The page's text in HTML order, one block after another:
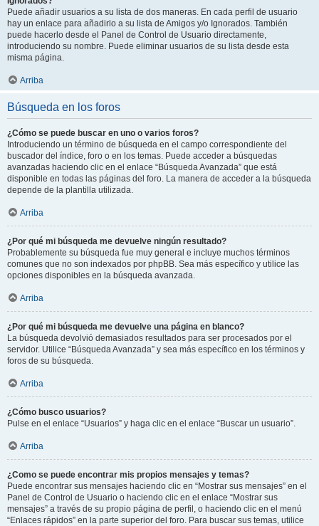
Puede añadir usuarios a su lista de dos maneras. En cada perfil de usuario
hay un enlace para añadirlo a su lista de Amigos y/o Ignorados. También
puede hacerlo desde el Panel de Control de Usuario directamente,
introduciendo su nombre. Puede eliminar usuarios de su lista desde esta
misma página.
Arriba
Búsqueda en los foros
¿Cómo se puede buscar en uno o varios foros?
Introduciendo un término de búsqueda en el campo correspondiente del
buscador del índice, foro o en los temas. Puede acceder a búsquedas
avanzadas haciendo clic en el enlace “Búsqueda Avanzada” que está
disponible en todas las páginas del foro. La manera de acceder a la búsqueda
depende de la plantilla utilizada.
Arriba
¿Por qué mi búsqueda me devuelve ningún resultado?
Probablemente su búsqueda fue muy general e incluye muchos términos
comunes que no son indexados por phpBB. Sea más específico y utilice las
opciones disponibles en la búsqueda avanzada.
Arriba
¿Por qué mi búsqueda me devuelve una página en blanco?
La búsqueda devolvió demasiados resultados para ser procesados por el
servidor. Utilice “Búsqueda Avanzada” y sea más específico en los términos y
foros de su búsqueda.
Arriba
¿Cómo busco usuarios?
Pulse en el enlace “Usuarios” y haga clic en el enlace “Buscar un usuario”.
Arriba
¿Como se puede encontrar mis propios mensajes y temas?
Puede encontrar sus mensajes haciendo clic en “Mostrar sus mensajes” en el
Panel de Control de Usuario o haciendo clic en el enlace “Mostrar sus
mensajes” a través de su propio página de perfil, o haciendo clic en el menú
“Enlaces rápidos” en la parte superior del foro. Para buscar sus temas, utilice